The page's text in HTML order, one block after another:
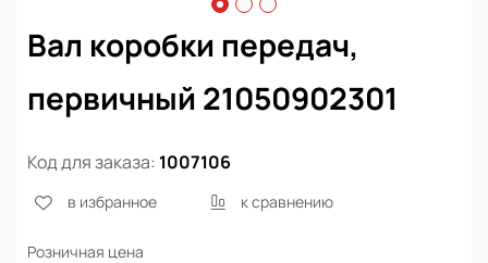
Вал коробки передач,
первичный 21050902301
Код для заказа: 1007106
в избранное к сравнению
Розничная цена